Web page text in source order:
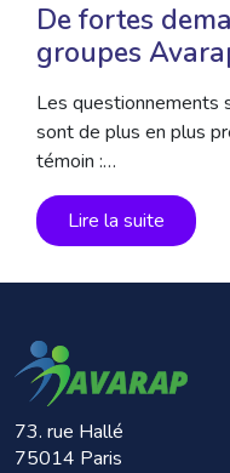
De fortes
groupes
Les questionnements
sont de plus en plus
témoin :…
Lire la suite
73. rue Hallé
75014 Paris